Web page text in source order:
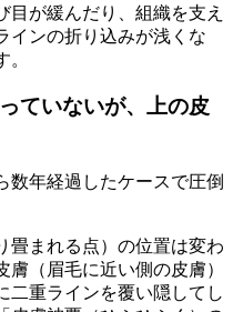
目が緩んだり、組織を支え
インの折り込みが浅くな
ていないが、上の皮
数年経過したケースで圧倒
畳まれる点）の位置は変わ
（眉毛に近い側の皮膚）
二重ラインを覆い隠してし